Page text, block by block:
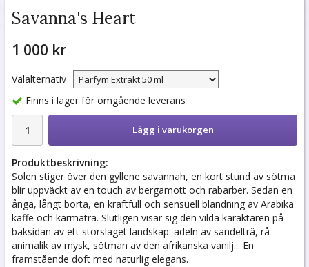
Savanna's Heart
1 000 kr
Valalternativ
Finns i lager för omgående leverans
Lägg i varukorgen
Produktbeskrivning:
Solen stiger över den gyllene savannah, en kort stund av sötma
blir uppväckt av en touch av bergamott och rabarber. Sedan en
ånga, långt borta, en kraftfull och sensuell blandning av Arabika
kaffe och karmaträ. Slutligen visar sig den vilda karaktären på
baksidan av ett storslaget landskap: adeln av sandelträ, rå
animalik av mysk, sötman av den afrikanska vanilj... En
framstående doft med naturlig elegans.